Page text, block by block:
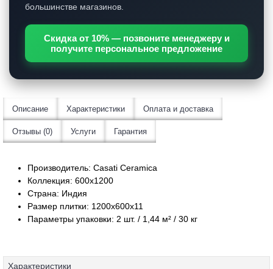
большинстве магазинов.
Скидка от 10%— позвоните менеджеру и
получите персональное предложение
Описание Характеристики Оплата и доставка
Отзывы (0) Услуги Гарантия
Производитель: Casati Ceramica
Коллекция: 600x1200
Страна: Индия
Размер плитки: 1200x600х11
Параметры упаковки: 2 шт. / 1,44 м² / 30 кг
Характеристики